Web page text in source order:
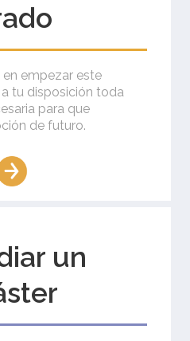
empezar este
tu disposición toda
para que
de futuro.
un